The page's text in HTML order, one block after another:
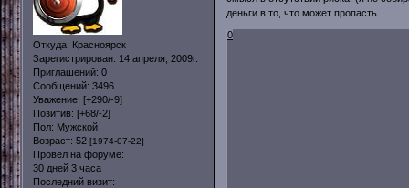
Откуда: Красноярск
Зарегистрирован: 14 апреля, 2009г.
Приглашений: 0
Сообщений: 3496
Уважение: [+290/-9]
Позитив: [+68/-2]
Пол: Мужской
Возраст: 52 [1974-07-22]
Провел на форуме:
30 дней 3 часа
Последний визит:
деньги в то, что может пропасть.
0